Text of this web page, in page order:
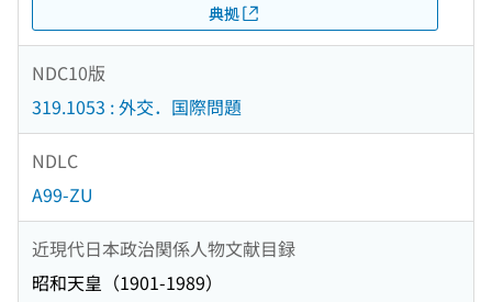
典拠
NDC10版
319.1053 : 外交．国際問題
NDLC
A99-ZU
近現代日本政治関係人物文献目録
昭和天皇（1901-1989）